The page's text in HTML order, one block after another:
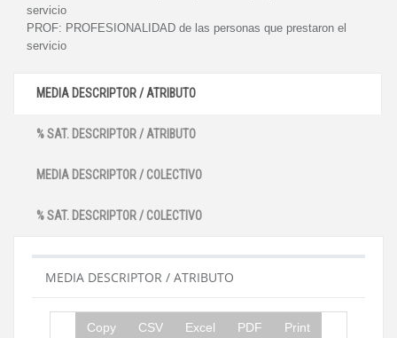
servicio
PROF: PROFESIONALIDAD de las personas que prestaron el
servicio
MEDIA DESCRIPTOR / ATRIBUTO
% SAT. DESCRIPTOR / ATRIBUTO
MEDIA DESCRIPTOR / COLECTIVO
% SAT. DESCRIPTOR / COLECTIVO
MEDIA DESCRIPTOR / ATRIBUTO
Copy CSV Excel PDF Print